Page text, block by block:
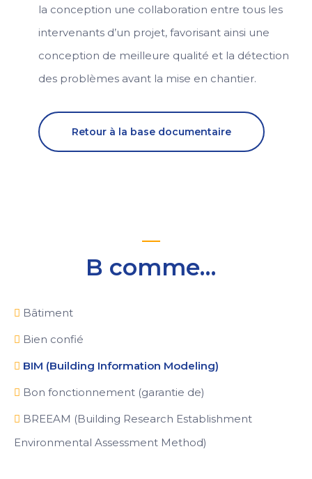
la conception une collaboration entre tous les
intervenants d’un projet, favorisant ainsi une
conception de meilleure qualité et la détection
des problèmes avant la mise en chantier.
Retour à la base documentaire
B comme…
Bâtiment
Bien confié
BIM (Building Information Modeling)
Bon fonctionnement (garantie de)
BREEAM (Building Research Establishment
Environmental Assessment Method)